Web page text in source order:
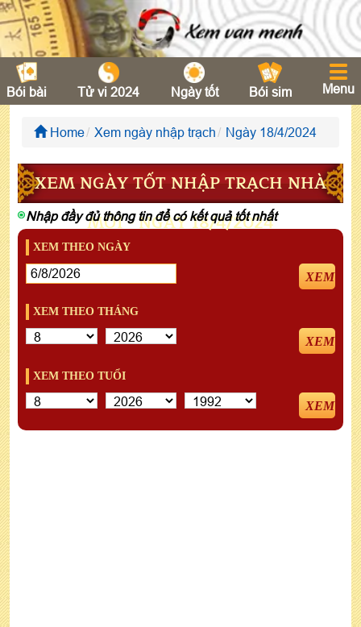
Bói bài Tử vi 2024 Ngày tốt Bói sim Menu
Home Xem ngày nhập trạch Ngày 18/4/2024
XEM NGÀY TỐT NHẬP TRẠCH NHÀ
MỚI - NGÀY 18/4/2024
Nhập đầy đủ thông tin để có kết quả tốt nhất
XEM THEO NGÀY
XEM
XEM THEO THÁNG
XEM
XEM THEO TUỔI
XEM